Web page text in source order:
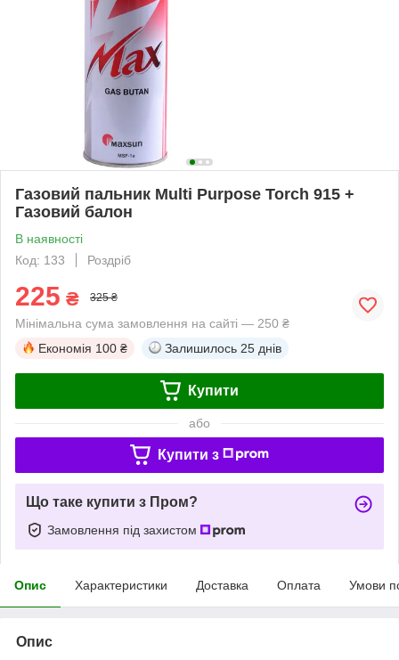
Газовий пальник Multi Purpose Torch 915 +
Газовий балон
В наявності
Код: 133
Роздріб
225 ₴ 325 ₴
Мінімальна сума замовлення на сайті — 250 ₴
Економія 100 ₴ Залишилось 25 днів
Купити
або
Купити з
Що таке купити з Пром?
Замовлення під захистом
Опис Характеристики Доставка Оплата Умови
Опис